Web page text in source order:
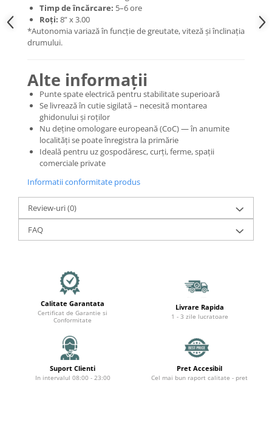
Unelte & truse
Adezivi & pastă termoconductoare
Rulouri de nichel
Șuruburi / kituri prindere
Publicitate & elemente expo
Timp de încărcare: 5–6 ore
Roți: 8” x 3.00
*Autonomia variază în funcție de greutate, viteză și înclinația
drumului.
Alte informații
Punte spate electrică pentru stabilitate superioară
Se livrează în cutie sigilată – necesită montarea
ghidonului și roților
Nu deține omologare europeană (CoC) — în anumite
localități se poate înregistra la primărie
Ideală pentru uz gospodăresc, curți, ferme, spații
comerciale private
Informatii conformitate produs
Review-uri(0)
FAQ
Calitate Garantata
Certificat de Garantie si
Conformitate
Livrare Rapida
1 - 3 zile lucratoare
Suport Clienti
In intervalul 08:00 - 23:00
Pret Accesibil
Cel mai bun raport calitate - pret